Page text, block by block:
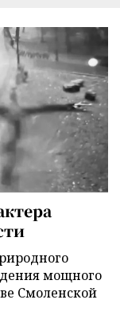
мощного
Смоленской